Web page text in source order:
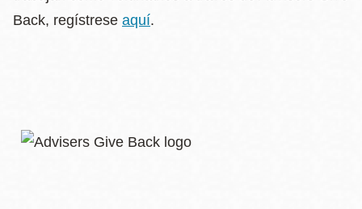
Back, regístrese aquí.